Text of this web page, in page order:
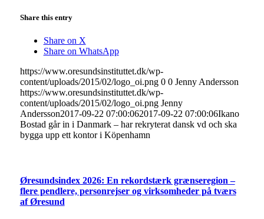
Share this entry
Share on X
Share on WhatsApp
https://www.oresundsinstituttet.dk/wp-
content/uploads/2015/02/logo_oi.png 0 0 Jenny Andersson
https://www.oresundsinstituttet.dk/wp-
content/uploads/2015/02/logo_oi.png Jenny
Andersson2017-09-22 07:00:062017-09-22 07:00:06Ikano
Bostad går in i Danmark – har rekryterat dansk vd och ska
bygga upp ett kontor i Köpenhamn
Øresundsindex 2026: En rekordstærk grænseregion –
flere pendlere, personrejser og virksomheder på tværs
af Øresund